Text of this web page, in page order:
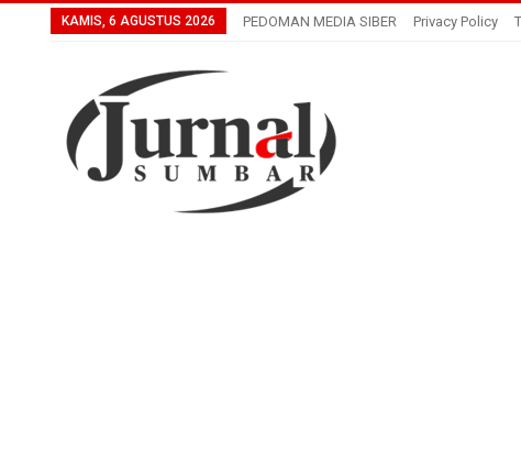
KAMIS, 6 AGUSTUS 2026 PEDOMAN MEDIA SIBER Privacy Policy